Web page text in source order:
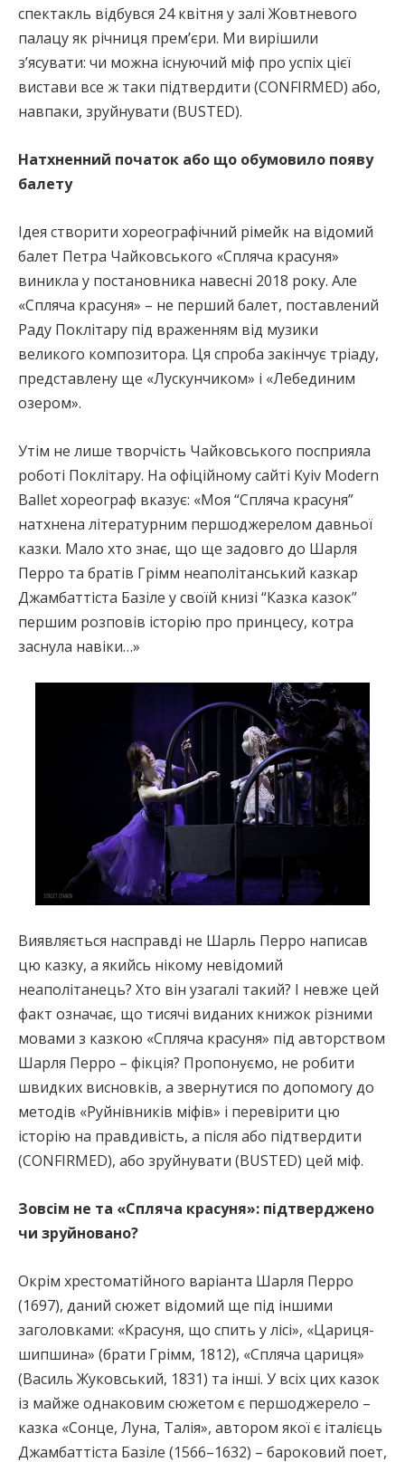
спектакль відбувся 24 квітня у залі Жовтневого
палацу як річниця прем’єри. Ми вирішили
з’ясувати: чи можна існуючий міф про успіх цієї
вистави все ж таки підтвердити (CONFIRMED) або,
навпаки, зруйнувати (BUSTED).
Натхненний початок або що обумовило появу
балету
Ідея створити хореографічний рімейк на відомий
балет Петра Чайковського «Спляча красуня»
виникла у постановника навесні 2018 року. Але
«Спляча красуня» – не перший балет, поставлений
Раду Поклітару під враженням від музики
великого композитора. Ця спроба закінчує тріаду,
представлену ще «Лускунчиком» і «Лебединим
озером».
Утім не лише творчість Чайковського посприяла
роботі Поклітару. На офіційному сайті Kyiv Modern
Ballet хореограф вказує: «Моя “Спляча красуня”
натхнена літературним першоджерелом давньої
казки. Мало хто знає, що ще задовго до Шарля
Перро та братів Грімм неаполітанський казкар
Джамбаттіста Базіле у своїй книзі “Казка казок”
першим розповів історію про принцесу, котра
заснула навіки…»
Виявляється насправді не Шарль Перро написав
цю казку, а якийсь нікому невідомий
неаполітанець? Хто він узагалі такий? І невже цей
факт означає, що тисячі виданих книжок різними
мовами з казкою «Спляча красуня» під авторством
Шарля Перро – фікція? Пропонуємо, не робити
швидких висновків, а звернутися по допомогу до
методів «Руйнівників міфів» і перевірити цю
історію на правдивість, а після або підтвердити
(CONFIRMED), або зруйнувати (BUSTED) цей міф.
Зовсім не та «Спляча красуня»: підтверджено
чи зруйновано?
Окрім хрестоматійного варіанта Шарля Перро
(1697), даний сюжет відомий ще під іншими
заголовками: «Красуня, що спить у лісі», «Цариця-
шипшина» (брати Грімм, 1812), «Спляча цариця»
(Василь Жуковський, 1831) та інші. У всіх цих казок
із майже однаковим сюжетом є першоджерело –
казка «Сонце, Луна, Талія», автором якої є італієць
Джамбаттіста Базіле (1566–1632) – бароковий поет,